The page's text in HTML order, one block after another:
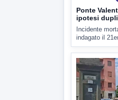
7 AGOSTO 2026